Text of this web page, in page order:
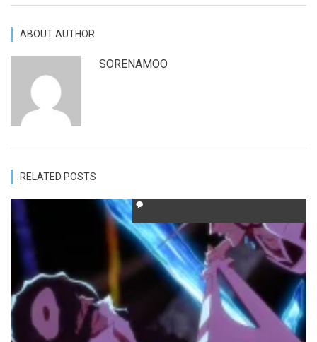
ABOUT AUTHOR
SORENAMOO
RELATED POSTS